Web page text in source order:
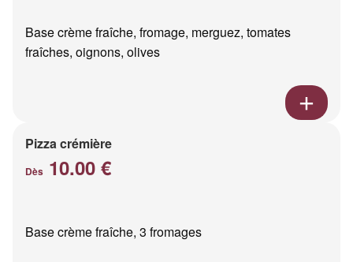
Base crème fraîche, fromage, merguez, tomates
fraîches, oignons, olives
Pizza crémière
Dès 10.00 €
Base crème fraîche, 3 fromages